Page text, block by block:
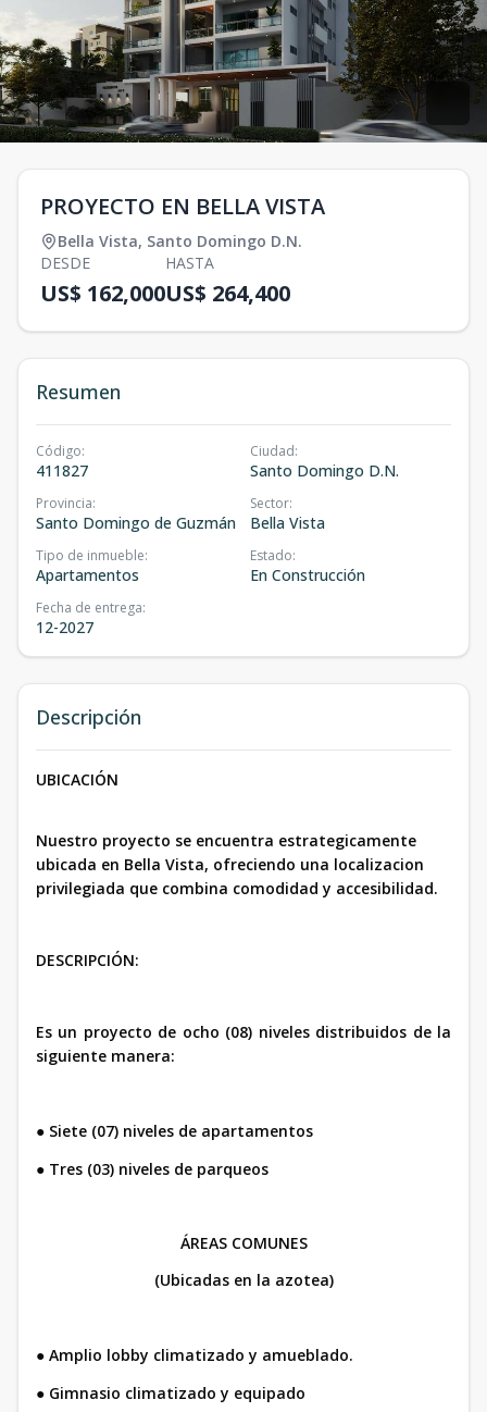
PROYECTO EN BELLA VISTA
Bella Vista, Santo Domingo D.N.
DESDE
US$ 162,000
HASTA
US$ 264,400
Resumen
Código:
411827
Ciudad:
Santo Domingo D.N.
Provincia:
Santo Domingo de Guzmán
Sector:
Bella Vista
Tipo de inmueble:
Apartamentos
Estado:
En Construcción
Fecha de entrega:
12-2027
Descripción
UBICACIÓN
Nuestro proyecto se encuentra estrategicamente
ubicada en Bella Vista, ofreciendo una localizacion
privilegiada que combina comodidad y accesibilidad.
DESCRIPCIÓN:
Es un proyecto de ocho (08) niveles distribuidos de la
siguiente manera:
● Siete (07) niveles de apartamentos
● Tres (03) niveles de parqueos
ÁREAS COMUNES
(Ubicadas en la azotea)
● Amplio lobby climatizado y amueblado.
● Gimnasio climatizado y equipado